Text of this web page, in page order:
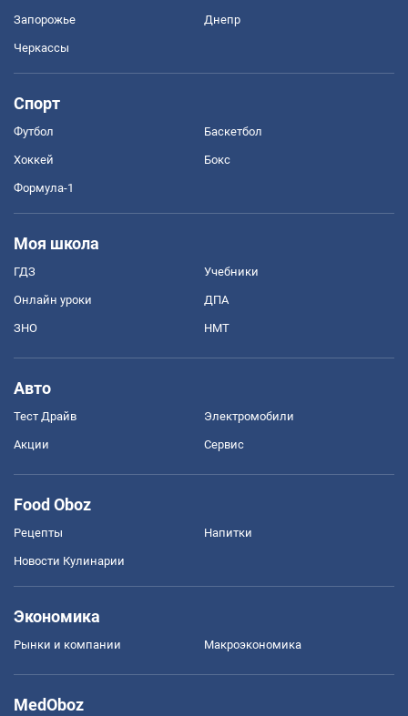
Запорожье Днепр
Черкассы
Спорт
Футбол Баскетбол
Хоккей Бокс
Формула-1
Моя школа
ГДЗ Учебники
Онлайн уроки ДПА
ЗНО НМТ
Авто
Тест Драйв Электромобили
Акции Сервис
Food Oboz
Рецепты Напитки
Новости Кулинарии
Экономика
Рынки и компании Mакроэкономика
MedOboz